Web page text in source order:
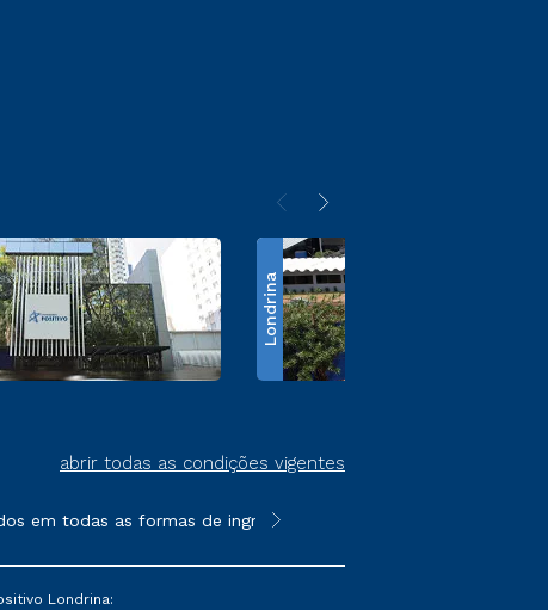
Londrina
abrir todas as condições vigentes
todas as formas de ingresso, exceto na prova on-line ou
**Semipresencial é um formato do
Londrina: